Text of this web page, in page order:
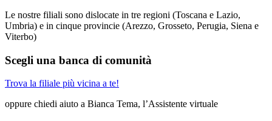
Le nostre filiali sono dislocate in tre regioni (Toscana e Lazio,
Umbria) e in cinque provincie (Arezzo, Grosseto, Perugia, Siena e
Viterbo)
Scegli una banca di comunità
Trova la filiale più vicina a te!
oppure chiedi aiuto a Bianca Tema, l’Assistente virtuale